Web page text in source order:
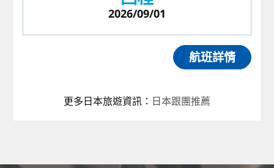
2026/09/01
航班詳情
更多日本旅遊資訊 ： 日本跟團推薦